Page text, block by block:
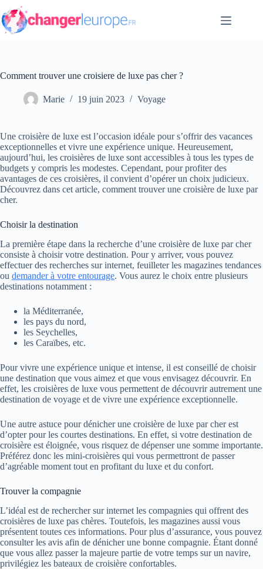
Passer
au
contenu
Comment trouver une croisiere de luxe pas cher ?
Marie 19 juin 2023 Voyage
Une croisière de luxe est l’occasion idéale pour s’offrir des vacances
exceptionnelles et vivre une expérience unique. Heureusement,
aujourd’hui, les croisières de luxe sont accessibles à tous les types de
budgets y compris les modestes. Cependant, pour profiter des
avantages de ces croisières, il convient d’opérer un choix judicieux.
Découvrez dans cet article, comment trouver une croisière de luxe par
cher.
Choisir la destination
La première étape dans la recherche d’une croisière de luxe par cher
consiste à choisir votre destination. Pour y arriver, vous pouvez
effectuer des recherches sur internet, feuilleter les magazines tendances
ou demander à votre entourage. Vous aurez le choix entre plusieurs
destinations notamment :
la Méditerranée,
les pays du nord,
les Seychelles,
les Caraïbes, etc.
Pour vivre une expérience unique et intense, il est conseillé de choisir
une destination que vous aimez et que vous envisagez découvrir. En
effet, les croisières de luxe vous permettent de découvrir autrement une
destination de voyage et de vivre une expérience exceptionnelle.
Une autre astuce pour dénicher une croisière de luxe par cher est
d’opter pour les courtes destinations. En effet, si votre destination de
croisière est éloignée, vous risquez de dépenser une somme importante.
Préférez donc les mini-croisières qui vous permettront de passer
d’agréable moment tout en profitant du luxe et du confort.
Trouver la compagnie
L’idéal est de rechercher sur internet les compagnies qui offrent des
croisières de luxe pas chères. Toutefois, les magazines aussi vous
présentent toutes ces informations. Pour plus d’assurance, vous pouvez
consulter les avis afin de dénicher une bonne compagnie. Étant donné
que vous allez passer la majeure partie de votre temps sur un navire,
privilégiez les bateaux de croisière confortables.